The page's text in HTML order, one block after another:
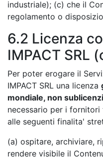
industriale); (c) che il
regolamento o
6.2 Licenza
IMPACT SRL
Per poter erogare il
IMPACT SRL una licenza
mondiale, non
necessario per i
alle seguenti finalita'
(a) ospitare, archiviare,
rendere visibile il